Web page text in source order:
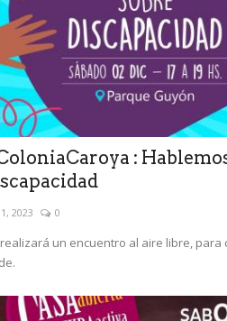
:
2023 0
un encuentro al aire libre, para